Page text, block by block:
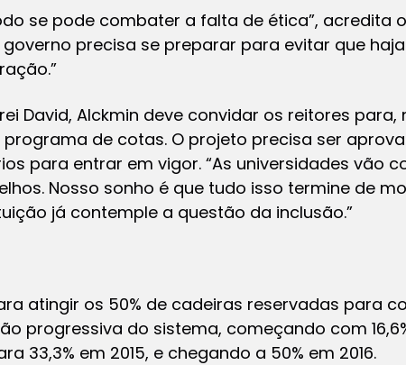
se pode combater a falta de ética”, acredita
governo precisa se preparar para evitar que
David, Alckmin deve convidar os reitores
programa de cotas. O projeto precisa ser
para entrar em vigor. “As universidades vão
Nosso sonho é que tudo isso termine de
já contemple a questão da inclusão.”
atingir os 50% de cadeiras reservadas para
progressiva do sistema, começando com
33,3% em 2015, e chegando a 50% em 2016.